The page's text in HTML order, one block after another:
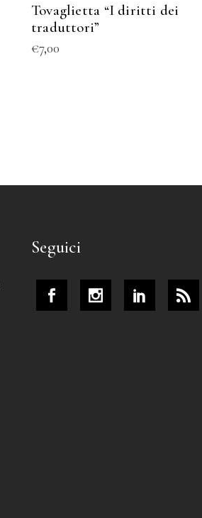
Tovaglietta “I diritti dei
traduttori”
€7,00
Seguici